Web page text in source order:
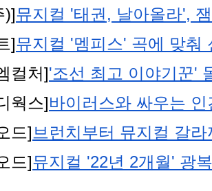
)]뮤지컬 '태권, 날아올라',
]뮤지컬 '멤피스' 곡에 맞
컬처]'조선 최고 이야기꾼'
웍스]바이러스와 싸우는 인
드]브런치부터 뮤지컬 갈
드]뮤지컬 '22년 2개월' 광